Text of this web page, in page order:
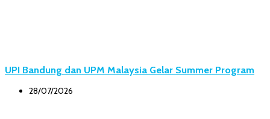
UPI Bandung dan UPM Malaysia Gelar Summer Program
28/07/2026